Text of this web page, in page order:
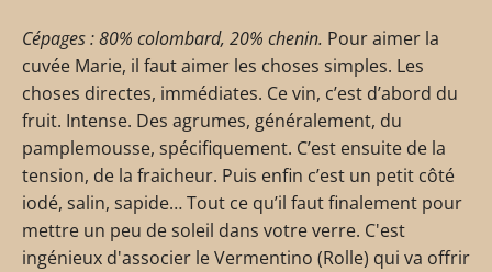
Cépages : 80% colombard, 20% chenin. Pour aimer la
cuvée Marie, il faut aimer les choses simples. Les
choses directes, immédiates. Ce vin, c’est d’abord du
fruit. Intense. Des agrumes, généralement, du
pamplemousse, spécifiquement. C’est ensuite de la
tension, de la fraicheur. Puis enfin c’est un petit côté
iodé, salin, sapide… Tout ce qu’il faut finalement pour
mettre un peu de soleil dans votre verre. C'est
ingénieux d'associer le Vermentino (Rolle) qui va offrir